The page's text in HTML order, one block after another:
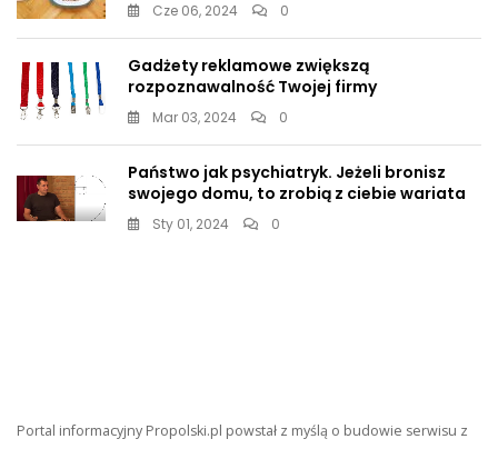
Cze 06, 2024 0
Gadżety reklamowe zwiększą
rozpoznawalność Twojej firmy
Mar 03, 2024 0
Państwo jak psychiatryk. Jeżeli bronisz
swojego domu, to zrobią z ciebie wariata
Sty 01, 2024 0
Portal informacyjny Propolski.pl powstał z myślą o budowie serwisu z